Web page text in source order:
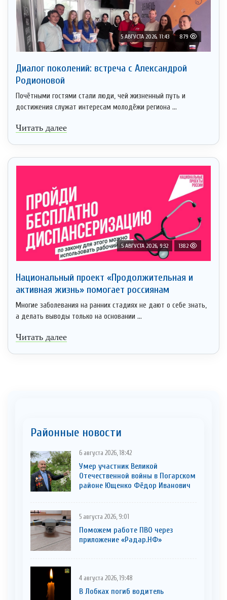
5 АВГУСТА 2026, 11:43 879
Диалог поколений: встреча с Александрой
Родионовой
Почётными гостями стали люди, чей жизненный путь и
достижения служат интересам молодёжи региона ...
Читать далее
5 АВГУСТА 2026, 9:32 1382
Национальный проект «Продолжительная и
активная жизнь» помогает россиянам
Многие заболевания на ранних стадиях не дают о себе знать,
а делать выводы только на основании ...
Читать далее
Районные новости
6 августа 2026, 18:42
Умер участник Великой
Отечественной войны в Погарском
районе Ющенко Фёдор Иванович
5 августа 2026, 9:01
Поможем работе ПВО через
приложение «Радар.НФ»
4 августа 2026, 19:48
В Лобках погиб водитель